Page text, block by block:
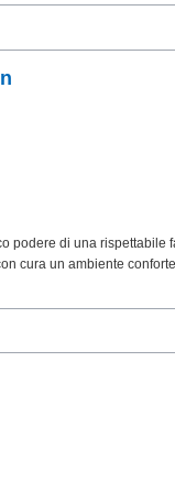
podere di una rispettabile
cura un ambiente